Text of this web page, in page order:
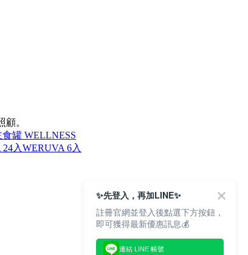
。
食罐 WELLNESS
入WERUVA 6入
✨先登入，再加LINE✨
註冊官網並登入後點選下方按鈕，
即可獲得最新優惠訊息💰
連結 LINE 帳號